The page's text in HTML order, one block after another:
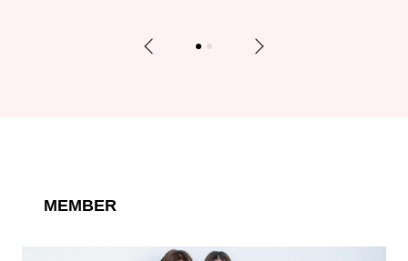
Previous 1 2 Next
MEMBER